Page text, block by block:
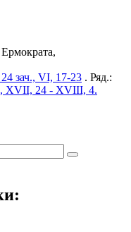
зач., VI, 17-23 . Ряд.:
XVII, 24 - XVIII, 4.